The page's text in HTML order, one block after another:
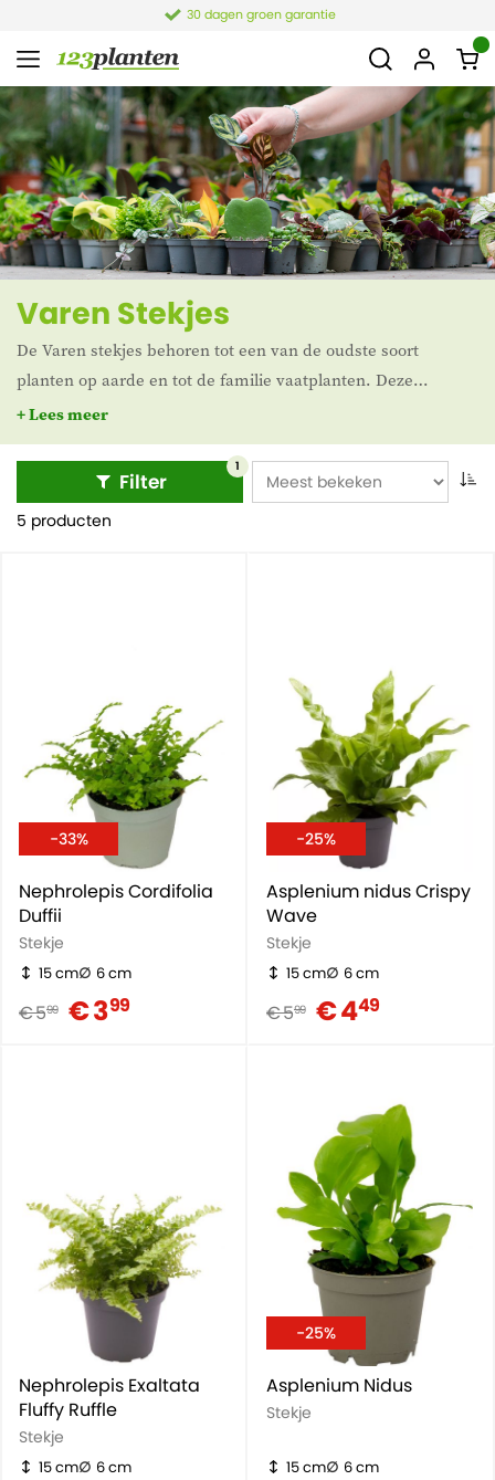
30 dagen groen garantie
Varen Stekjes
De Varen stekjes behoren tot een van de oudste soort
planten op aarde en tot de familie vaatplanten. Deze
prachtige Varens zijn bovendien luchtzuiverend. In ons
assortiment vind je onder andere de Nephrolepis, Asplenium
en de Cordifolia stekjes.
+ Lees meer
Filter
1
5 producten
-33%
Nephrolepis Cordifolia
Duffii
Stekje
15 cm 6 cm
€ 599 € 399
-25%
Asplenium nidus Crispy
Wave
Stekje
15 cm 6 cm
€ 599 € 449
Nephrolepis Exaltata
Fluffy Ruffle
Stekje
15 cm 6 cm
-25%
Asplenium Nidus
Stekje
15 cm 6 cm